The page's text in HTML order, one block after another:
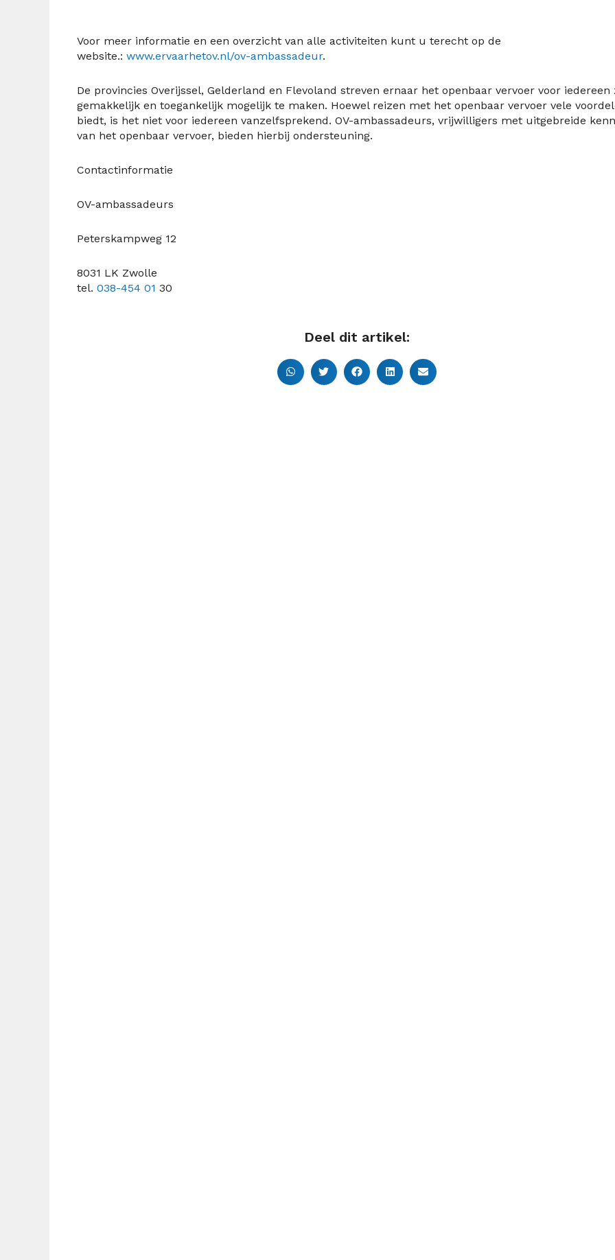
Voor meer informatie en een overzicht van alle activiteiten kunt u terecht op de
website.: www.ervaarhetov.nl/ov-ambassadeur.
De provincies Overijssel, Gelderland en Flevoland streven ernaar het openbaar vervoer voor iedereen
gemakkelijk en toegankelijk mogelijk te maken. Hoewel reizen met het openbaar vervoer vele
biedt, is het niet voor iedereen vanzelfsprekend. OV-ambassadeurs, vrijwilligers met uitgebreide
van het openbaar vervoer, bieden hierbij ondersteuning.
Contactinformatie
OV-ambassadeurs
Peterskampweg 12
8031 LK Zwolle
tel. 038-454 01 30
Deel dit artikel: